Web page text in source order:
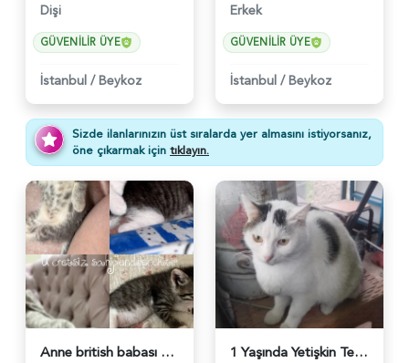
Dişi
GÜVENILIR ÜYE
İstanbul / Beykoz
Erkek
GÜVENILIR ÜYE
İstanbul / Beykoz
Sizde ilanlarınızın üst sıralarda yer almasını istiyorsanız,
öne çıkarmak için tıklayın.
Anne british babası tekir melez - 4985 1 Yaşında Yetişkin Tekir Yuva Arıyor - 4208